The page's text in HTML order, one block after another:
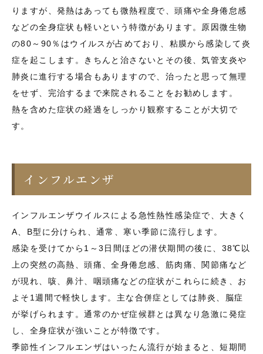
りますが、発熱はあっても微熱程度で、頭痛や全身倦怠感
などの全身症状も軽いという特徴があります。原因微生物
の80～90％はウイルスが占めており、粘膜から感染して炎
症を起こします。きちんと治さないとその後、気管支炎や
肺炎に進行する場合もありますので、治ったと思って無理
をせず、完治するまで来院されることをお勧めします。
熱を含めた症状の経過をしっかり観察することが大切で
す。
インフルエンザ
インフルエンザウイルスによる急性熱性感染症で、大きく
A、B型に分けられ、通常、寒い季節に流行します。
感染を受けてから1～3日間ほどの潜伏期間の後に、38℃以
上の突然の高熱、頭痛、全身倦怠感、筋肉痛、関節痛など
が現れ、咳、鼻汁、咽頭痛などの症状がこれらに続き、お
よそ1週間で軽快します。主な合併症としては肺炎、脳症
が挙げられます。通常のかぜ症候群とは異なり急激に発症
し、全身症状が強いことが特徴です。
季節性インフルエンザはいったん流行が始まると、短期間